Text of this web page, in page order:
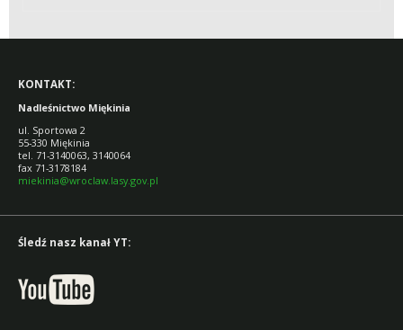
KONTAKT:
Nadleśnictwo Miękinia
ul. Sportowa 2
55-330 Miękinia
tel. 71-3140063, 3140064
fax 71-3178184
miekinia@wroclaw.lasy.gov.pl
Śledź nasz kanał YT: